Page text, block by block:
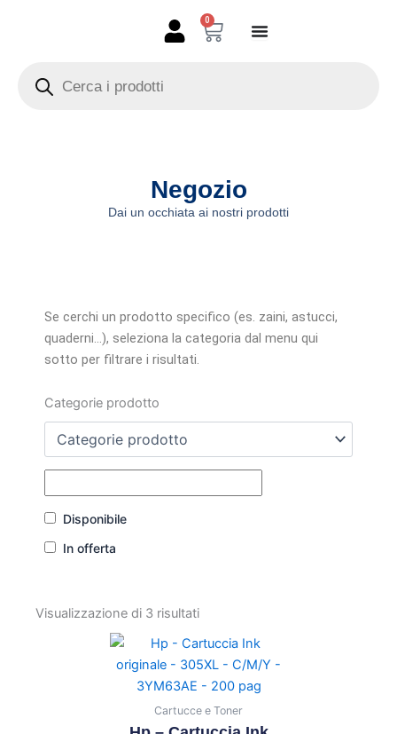
0
Carrello
search
Negozio
Dai un occhiata ai nostri prodotti
Se cerchi un prodotto specifico (es. zaini, astucci,
quaderni…), seleziona la categoria dal menu qui
sotto per filtrare i risultati.
Categorie prodotto
Disponibile
In offerta
Visualizzazione di 3 risultati
Cartucce e Toner